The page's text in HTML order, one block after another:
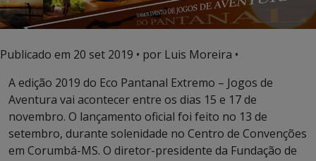
Publicado em 20 set 2019 • por Luis Moreira •
A edição 2019 do Eco Pantanal Extremo – Jogos de
Aventura vai acontecer entre os dias 15 e 17 de
novembro. O lançamento oficial foi feito no 13 de
setembro, durante solenidade no Centro de Convenções
em Corumbá-MS. O diretor-presidente da Fundação de